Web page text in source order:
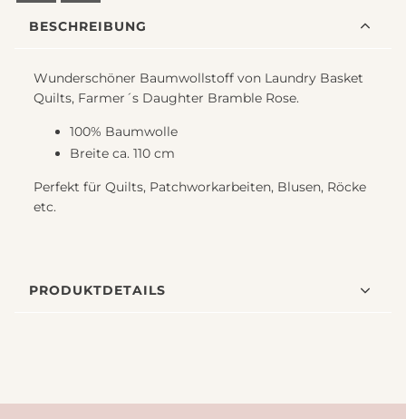
Quilts
Menge
BESCHREIBUNG
Wunderschöner Baumwollstoff von Laundry Basket
Quilts, Farmer´s Daughter Bramble Rose.
100% Baumwolle
Breite ca. 110 cm
Perfekt für Quilts, Patchworkarbeiten, Blusen, Röcke
etc.
PRODUKTDETAILS